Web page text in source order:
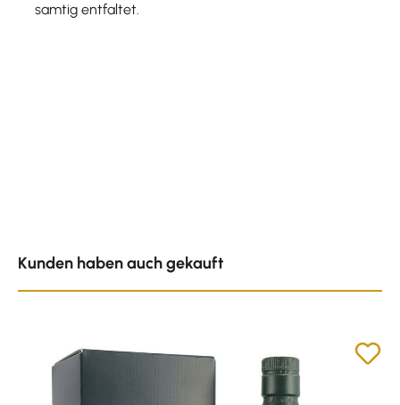
samtig entfaltet.
Kunden haben auch gekauft